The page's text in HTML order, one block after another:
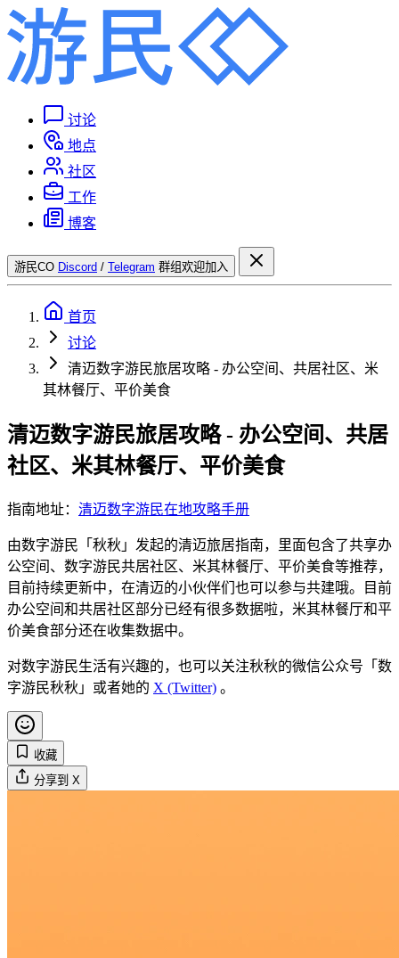
讨论
地点
社区
工作
博客
游民CO Discord / Telegram 群组欢迎加入
首页
讨论
清迈数字游民旅居攻略 - 办公空间、共居社区、米
其林餐厅、平价美食
清迈数字游民旅居攻略 - 办公空间、共居
社区、米其林餐厅、平价美食
指南地址： 清迈数字游民在地攻略手册
由数字游民「秋秋」发起的清迈旅居指南，里面包含了共享办
公空间、数字游民共居社区、米其林餐厅、平价美食等推荐，
目前持续更新中，在清迈的小伙伴们也可以参与共建哦。目前
办公空间和共居社区部分已经有很多数据啦，米其林餐厅和平
价美食部分还在收集数据中。
对数字游民生活有兴趣的，也可以关注秋秋的微信公众号「数
字游民秋秋」或者她的 X (Twitter) 。
收藏
分享到 X